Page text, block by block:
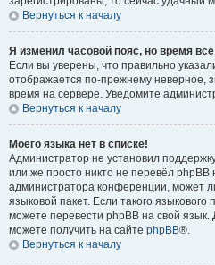
Вернуться к началу
Я изменил часовой пояс, но время
Если вы уверены, что правильно
отображается по-прежнему неверное,
время на сервере. Уведомите
Вернуться к началу
Моего языка нет в списке!
Администратор не установил
или же просто никто не перевёл
администратора конференции, может
языковой пакет. Если такого языкового
можете перевести phpBB на свой
можете получить на сайте phpBB®.
Вернуться к началу